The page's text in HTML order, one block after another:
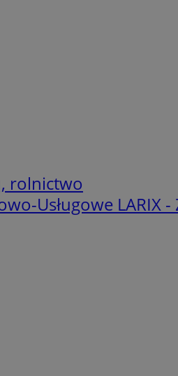
rolnictwo
Usługowe LARIX -